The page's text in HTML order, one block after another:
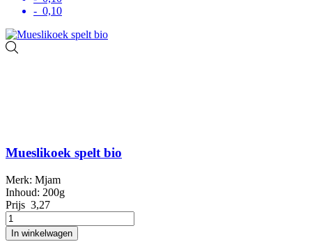
- 0,10
Mueslikoek spelt bio
Merk: Mjam
Inhoud: 200g
Prijs 3,27
In winkelwagen